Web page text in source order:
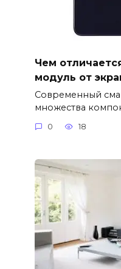
Чем
модуль от
Современный
множества
0 18